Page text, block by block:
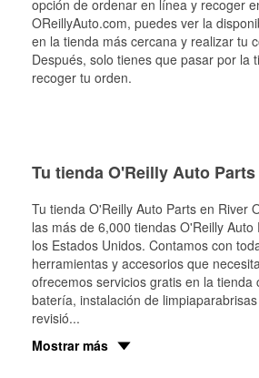
opción de ordenar en línea y recoger
OReillyAuto.com, puedes ver la
en la tienda más cercana y realizar tu
Después, solo tienes que pasar por la
recoger tu orden.
Tu tienda O'Reilly Auto
Tu tienda O'Reilly Auto Parts en River
las más de 6,000 tiendas O'Reilly
los Estados Unidos. Contamos con
herramientas y accesorios que
ofrecemos servicios gratis en la tienda
batería, instalación de
revisió...
Mostrar más